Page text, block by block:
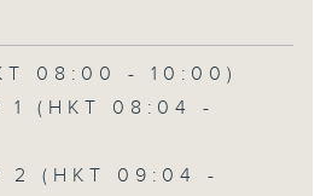
08:00 - 10:00)
1 (HKT 08:04 -
2 (HKT 09:04 -